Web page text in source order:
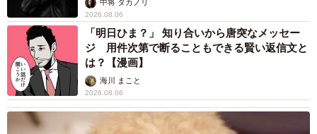
中将 タカノリ
2026.08.06
「明日ひま？」 知り合いから唐突なメッセー
ジ 用件次第で断ることもできる賢い返信文と
は？【漫画】
海川 まこと
2026.08.06